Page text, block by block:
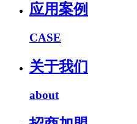
应用案例
CASE
关于我们
about